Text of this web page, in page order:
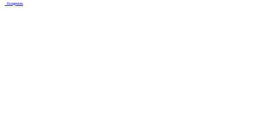
Ecogestes